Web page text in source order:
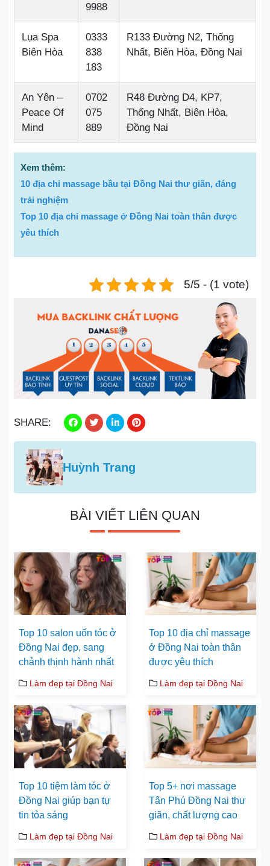
9988
Lụa Spa
Biên Hòa
0333
838
183
R133 Đường N2, Thống
Nhất, Biên Hòa, Đồng Nai
An Yên –
Peace Of
Mind
0702
075
889
R48 Đường D4, KP7,
Thống Nhất, Biên Hòa,
Đồng Nai
Xem thêm:
10 địa chỉ massage bầu tại Đồng Nai thư giãn, đáng
trải nghiệm
Top 10 địa chỉ massage ở Đồng Nai toàn thân được
yêu thích
5/5 - (1 vote)
SHARE:
Huỳnh Trang
BÀI VIẾT LIÊN QUAN
Top 10 salon uốn tóc ở
Đồng Nai đẹp, sang
chảnh thịnh hành nhất
Làm đẹp tại Đồng Nai
Top 10 địa chỉ massage
ở Đồng Nai toàn thân
được yêu thích
Làm đẹp tại Đồng Nai
Top 10 tiệm làm tóc ở
Đồng Nai giúp bạn tự
tin tỏa sáng
Làm đẹp tại Đồng Nai
Top 5+ nơi massage
Tân Phú Đồng Nai thư
giãn, chất lượng cao
Làm đẹp tại Đồng Nai